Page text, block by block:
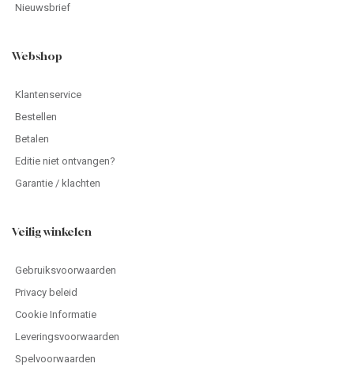
Nieuwsbrief
Webshop
Klantenservice
Bestellen
Betalen
Editie niet ontvangen?
Garantie / klachten
Veilig winkelen
Gebruiksvoorwaarden
Privacy beleid
Cookie Informatie
Leveringsvoorwaarden
Spelvoorwaarden